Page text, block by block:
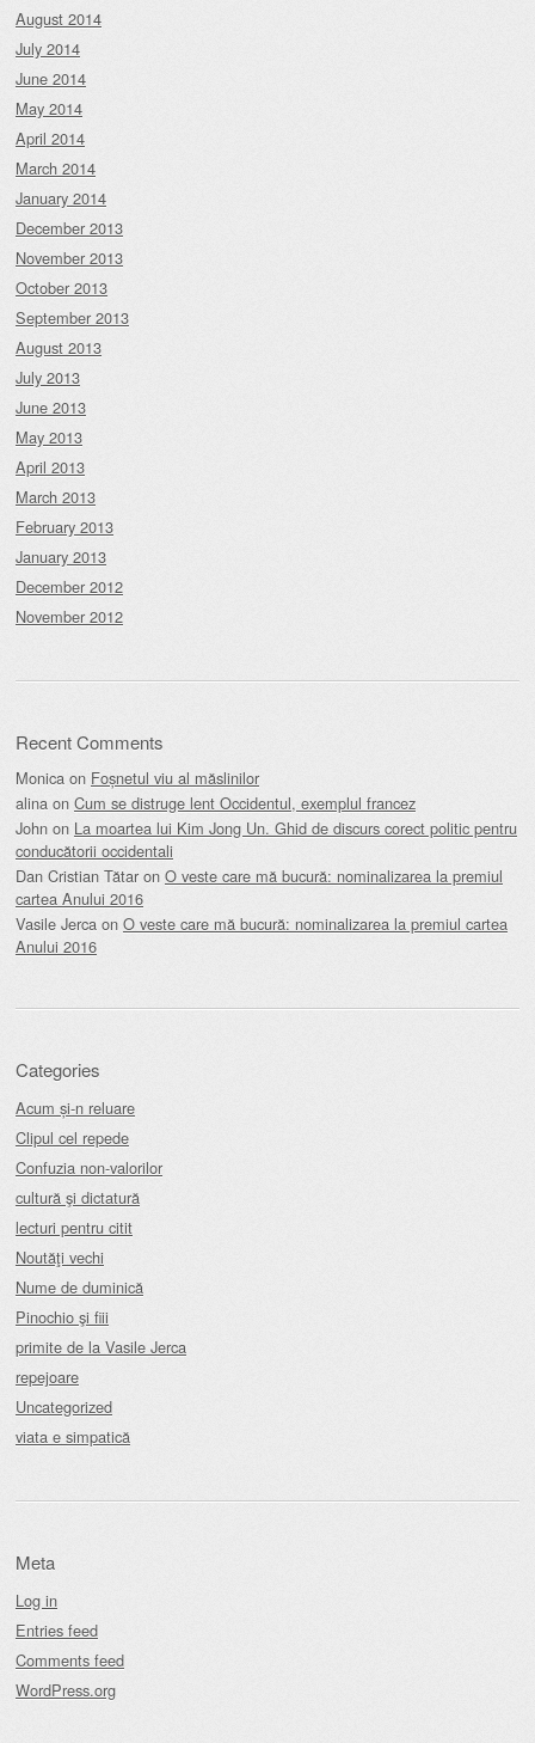
August 2014
July 2014
June 2014
May 2014
April 2014
March 2014
January 2014
December 2013
November 2013
October 2013
September 2013
August 2013
July 2013
June 2013
May 2013
April 2013
March 2013
February 2013
January 2013
December 2012
November 2012
Recent Comments
Monica on Foșnetul viu al măslinilor
alina on Cum se distruge lent Occidentul, exemplul francez
John on La moartea lui Kim Jong Un. Ghid de discurs corect politic pentru
conducătorii occidentali
Dan Cristian Tătar on O veste care mă bucură: nominalizarea la premiul
cartea Anului 2016
Vasile Jerca on O veste care mă bucură: nominalizarea la premiul cartea
Anului 2016
Categories
Acum și-n reluare
Clipul cel repede
Confuzia non-valorilor
cultură şi dictatură
lecturi pentru citit
Noutăţi vechi
Nume de duminică
Pinochio şi fiii
primite de la Vasile Jerca
repejoare
Uncategorized
viata e simpatică
Meta
Log in
Entries feed
Comments feed
WordPress.org